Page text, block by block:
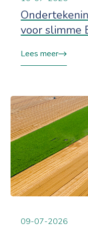
voor slimme
Lees meer
09-07-2026